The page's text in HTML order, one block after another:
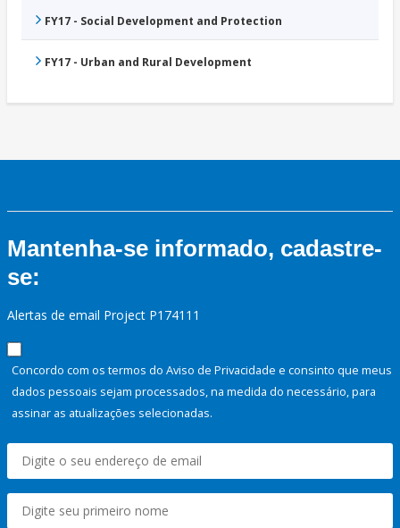
FY17 - Social Development and Protection
FY17 - Urban and Rural Development
Mantenha-se informado, cadastre-
se:
Alertas de email Project P174111
Concordo com os termos do Aviso de Privacidade e consinto que meus
dados pessoais sejam processados, na medida do necessário, para
assinar as atualizações selecionadas.